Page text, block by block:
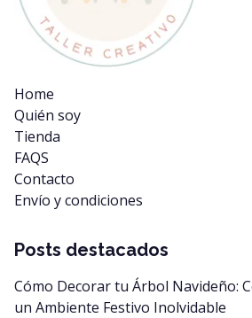
Home
Quién soy
Tienda
FAQS
Contacto
Envío y condiciones
Posts destacados
Cómo Decorar tu Árbol Navideño:
un Ambiente Festivo Inolvidable